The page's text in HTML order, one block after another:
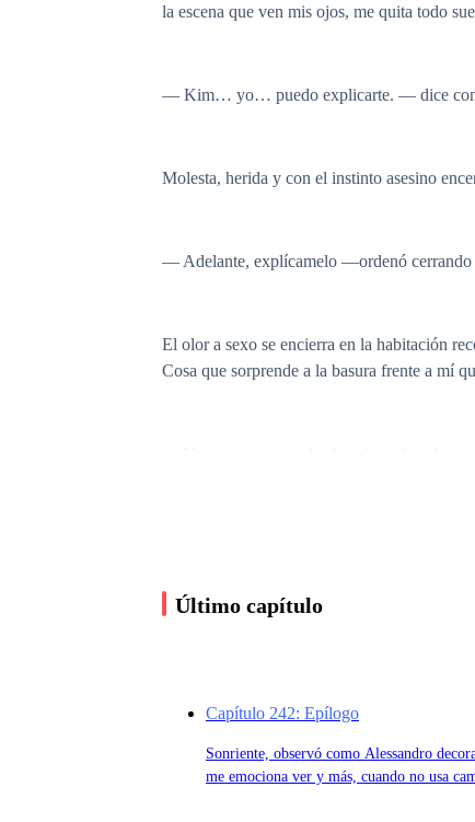
la escena que ven mis ojos, me quita todo
— Kim… yo… puedo explicarte. — dice
Molesta, herida y con el instinto asesino
— Adelante, explícamelo —ordenó cerrando
El olor a sexo se encierra en la habitación
Cosa que sorprende a la basura frente a mí
— Yo…— susurra y la chica lo golpea
— Primero deja ir a Lucía, después,
El asco me invade al saber que tiene el
Último capítulo
Capítulo 242: Epílogo
Sonriente, observó como Alessandro
me emociona ver y más, cuando no usa